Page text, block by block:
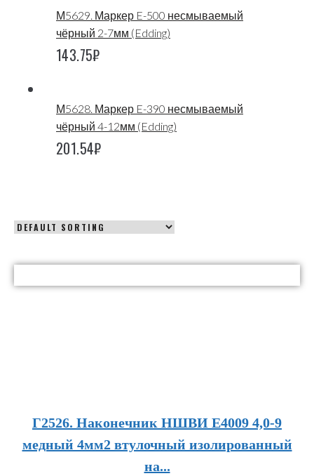
М5629. Маркер E-500 несмываемый
чёрный 2-7мм (Edding)
143.75₽
М5628. Маркер E-390 несмываемый
чёрный 4-12мм (Edding)
201.54₽
Г2526. Наконечник НШВИ E4009 4,0-9
медный 4мм2 втулочный изолированный
на...